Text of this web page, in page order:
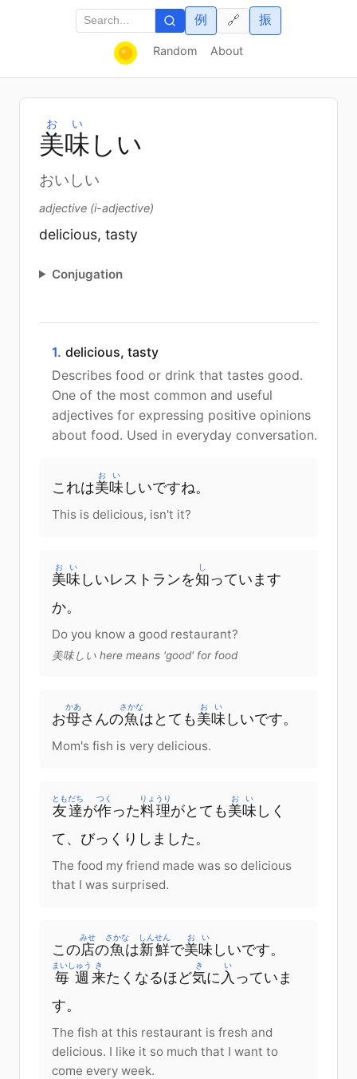
Random About
例 振
🔗
美味
おい
しい
おいしい
adjective (i-adjective)
delicious, tasty
Conjugation
1. delicious, tasty
Describes food or drink that tastes good.
One of the most common and useful
adjectives for expressing positive opinions
about food. Used in everyday conversation.
これは美味
おい
しいですね。
This is delicious, isn't it?
美味
おい
しいレストランを知
し
っています
か。
Do you know a good restaurant?
美味しい here means 'good' for food
お母
かあ
さんの魚
さかな
は とても 美味
おい
しいです。
Mom's fish is very delicious.
友達
ともだち
が作
つく
った料理
りょうり
がとても 美味
おい
しく
て、 びっくりしました 。
The food my friend made was so delicious
that I was surprised.
この店
みせ
の魚
さかな
は新鮮
しんせん
で美味
おい
しいです。
毎週
まいしゅう
来
き
たくなるほど気
き
に 入
い
っていま
す。
The fish at this restaurant is fresh and
delicious. I like it so much that I want to
come every week.